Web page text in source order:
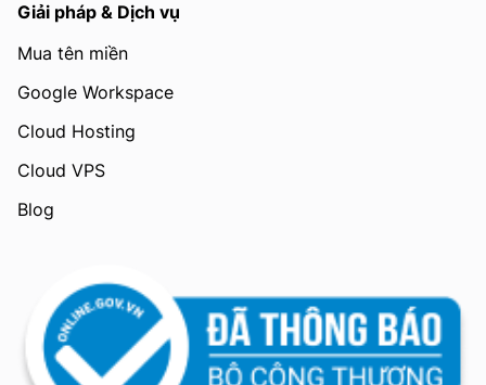
Giải pháp & Dịch vụ
Mua tên miền
Google Workspace
Cloud Hosting
Cloud VPS
Blog